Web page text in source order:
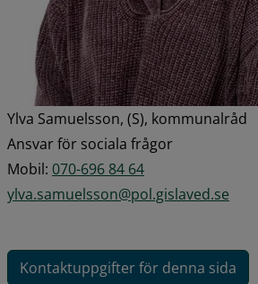
Ylva Samuelsson, (S), kommunalråd
Ansvar för sociala frågor
Mobil: 070-696 84 64
ylva.samuelsson@pol.gislaved.se
Kontaktuppgifter för denna sida